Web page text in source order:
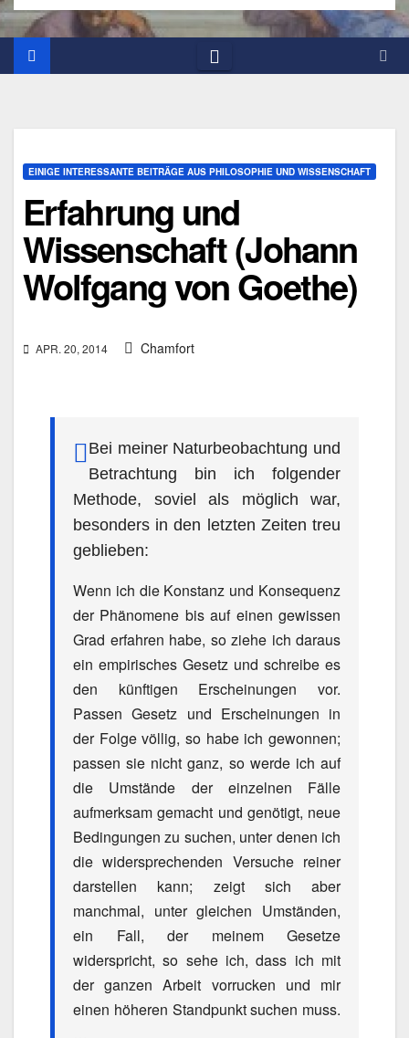
EINIGE INTERESSANTE BEITRÄGE AUS PHILOSOPHIE UND WISSENSCHAFT
Erfahrung und
Wissenschaft (Johann
Wolfgang von Goethe)
APR. 20, 2014 Chamfort
Bei meiner Naturbeobachtung und
Betrachtung bin ich folgender
Methode, soviel als möglich war,
besonders in den letzten Zeiten treu
geblieben:
Wenn ich die Konstanz und Konsequenz
der Phänomene bis auf einen gewissen
Grad erfahren habe, so ziehe ich daraus
ein empirisches Gesetz und schreibe es
den künftigen Erscheinungen vor.
Passen Gesetz und Erscheinungen in
der Folge völlig, so habe ich gewonnen;
passen sie nicht ganz, so werde ich auf
die Umstände der einzelnen Fälle
aufmerksam gemacht und genötigt, neue
Bedingungen zu suchen, unter denen ich
die widersprechenden Versuche reiner
darstellen kann; zeigt sich aber
manchmal, unter gleichen Umständen,
ein Fall, der meinem Gesetze
widerspricht, so sehe ich, dass ich mit
der ganzen Arbeit vorrucken und mir
einen höheren Standpunkt suchen muss.